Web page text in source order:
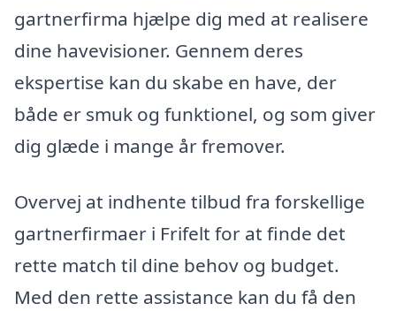
gartnerfirma hjælpe dig med at realisere
dine havevisioner. Gennem deres
ekspertise kan du skabe en have, der
både er smuk og funktionel, og som giver
dig glæde i mange år fremover.
Overvej at indhente tilbud fra forskellige
gartnerfirmaer i Frifelt for at finde det
rette match til dine behov og budget.
Med den rette assistance kan du få den